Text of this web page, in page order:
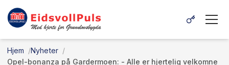
Hjem
Nyheter
Opel-bonanza på Gardermoen: - Alle er hjertelig velkomne